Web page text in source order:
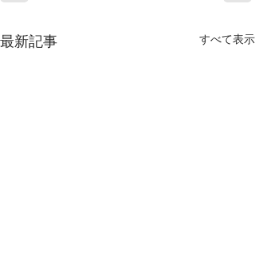
最新記事 すべて表示